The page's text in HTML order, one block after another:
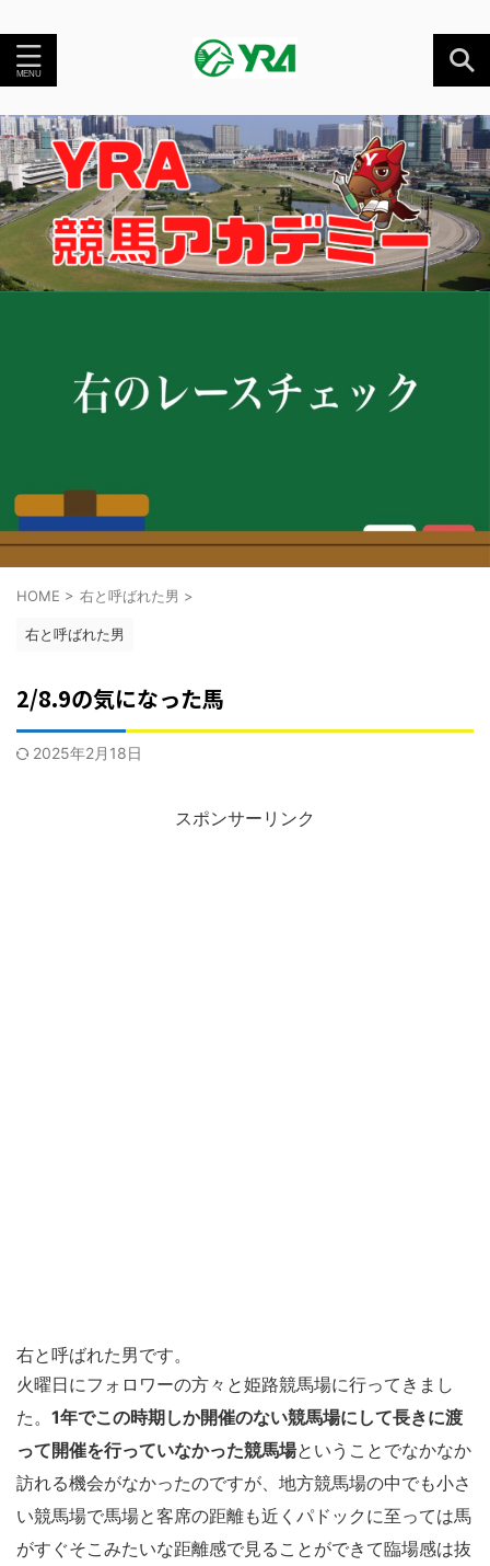
HOME > 右と呼ばれた男 >
右と呼ばれた男
2/8.9の気になった馬
2025年2月18日
スポンサーリンク
右と呼ばれた男です。
火曜日にフォロワーの方々と姫路競馬場に行ってきまし
た。 1年でこの時期しか開催のない競馬場にして長きに渡
って開催を行っていなかった競馬場ということでなかなか
訪れる機会がなかったのですが、地方競馬場の中でも小さ
い競馬場で馬場と客席の距離も近くパドックに至っては馬
がすぐそこみたいな距離感で見ることができて臨場感は抜